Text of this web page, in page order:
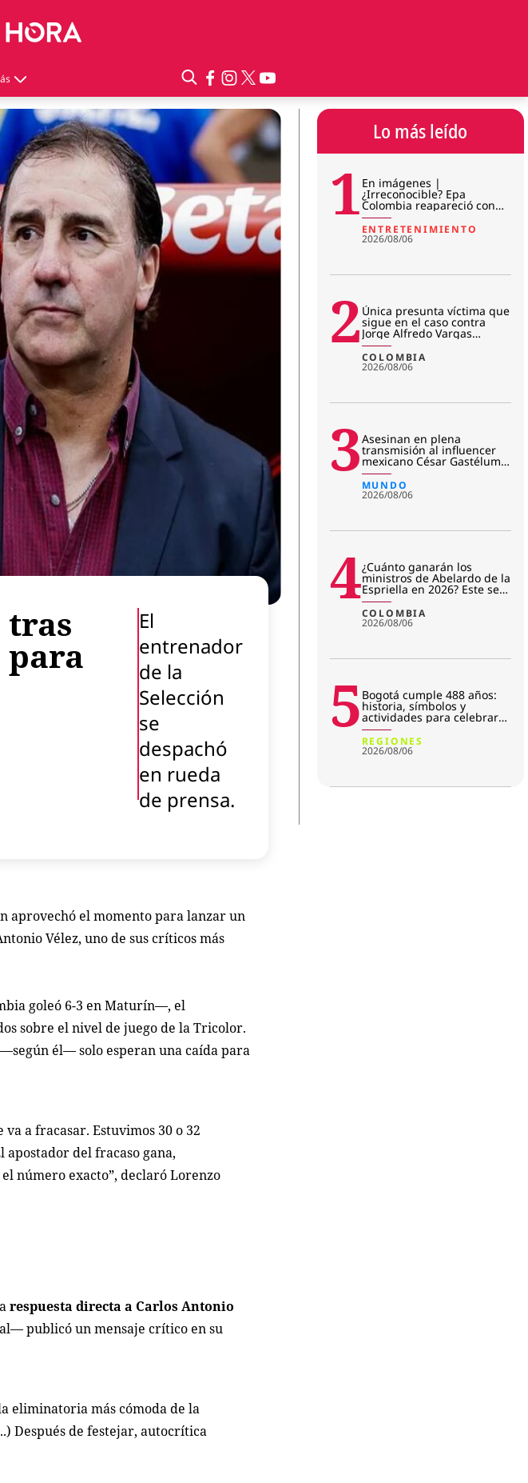
Virales
Tecnología
Economía
Estilo de vida
Contenido patrocinado
Instagram
El
entrenador
de la
Selección
se
despachó
en rueda
de prensa.
Lo más leído
1 En imágenes |
¿Irreconocible? Epa
Colombia reapareció con
sorpresivo cambio físico en
prisión
ENTRETENIMIENTO
2026/08/06
2 Única presunta víctima que
sigue en el caso contra
Jorge Alfredo Vargas
rompió el silencio: “No me r
COLOMBIA
2026/08/06
3Asesinan en plena
transmisión al influencer
mexicano César Gastélum:
revelan primera hipótesis
del c
MUNDO
2026/08/06
4¿Cuánto ganarán los
ministros de Abelardo de la
Espriella en 2026? Este será
su salario mensual
COLOMBIA
2026/08/06
5 Bogotá cumple 488 años:
historia, símbolos y
actividades para celebrar
su aniversario
REGIONES
2026/08/06
aprovechó el momento para lanzar un
Vélez, uno de sus críticos más
goleó 6-3 en Maturín—, el
sobre el nivel de juego de la Tricolor.
él— solo esperan una caída para
a fracasar. Estuvimos 30 o 32
del fracaso gana,
número exacto”, declaró Lorenzo
respuesta directa a Carlos Antonio
publicó un mensaje crítico en su
eliminatoria más cómoda de la
Después de festejar, autocrítica